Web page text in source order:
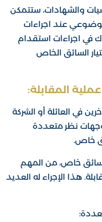
والشهادات، ستتمكن
عند اجراءات
في اجراءات استقدام
السائق الخاص
في العائلة أو الشركة
نظر متعددة
خاص.
سائق خاص، من المهم
هذا الإجراء له العديد